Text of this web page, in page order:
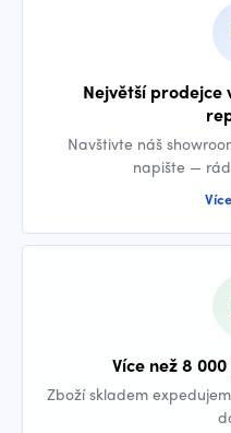
Největší prodejce
Navštivte náš
napište —
Více než 8
Zboží skladem